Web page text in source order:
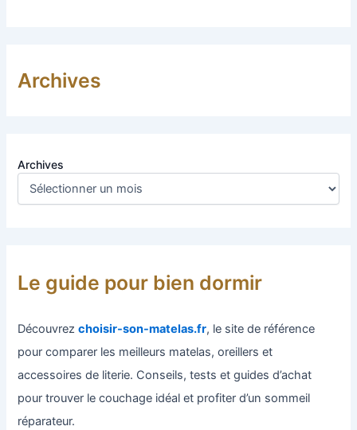
Archives
Archives
Le guide pour bien dormir
Découvrezchoisir-son-matelas.fr, le site de référence
pour comparer les meilleurs matelas, oreillers et
accessoires de literie. Conseils, tests et guides d’achat
pour trouver le couchage idéal et profiter d’un sommeil
réparateur.